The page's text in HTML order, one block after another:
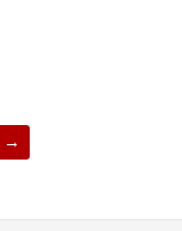
→